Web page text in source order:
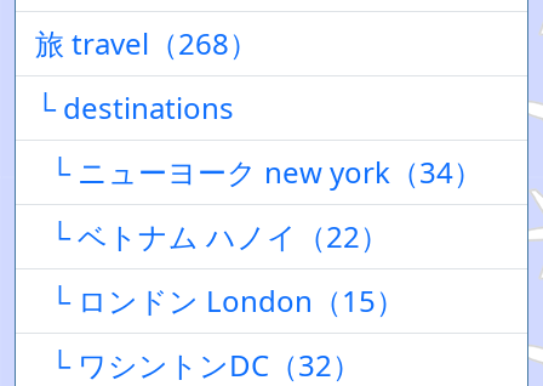
旅 travel（268）
└ destinations
└ ニューヨーク new york（34）
└ ベトナム ハノイ（22）
└ ロンドン London（15）
└ ワシントンDC（32）